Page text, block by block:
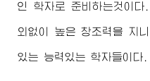
인 학자로 준비하는것이
외없이 높은 창조력을 지
있는 능력있는 학자들이다.